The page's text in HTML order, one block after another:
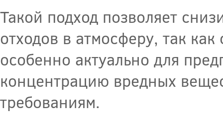
Такой подход позволяет
отходов в атмосферу, так
особенно актуально для
концентрацию вредных
требованиям.